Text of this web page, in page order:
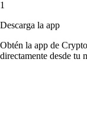
1
Descarga la app
Obtén la app de
directamente desde tu